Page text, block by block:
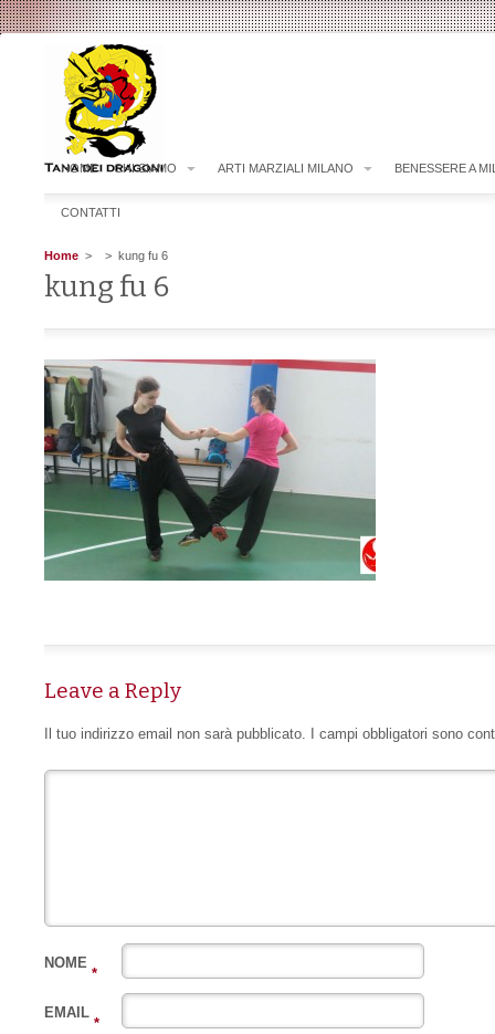
HOME CHI SIAMO ARTI MARZIALI MILANO BENESSERE A
CONTATTI
Home > > kung fu 6
kung fu 6
Leave a Reply
Il tuo indirizzo email non sarà pubblicato. I campi obbligatori sono
NOME
*
EMAIL
*